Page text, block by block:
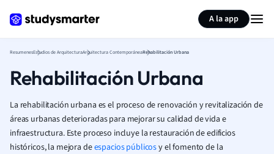
A la app
ResumenesEstudios de ArquitecturaArquitectura ContemporáneaRehabilitación Urbana
Rehabilitación Urbana
La rehabilitación urbana es el proceso de renovación y revitalización de
áreas urbanas deterioradas para mejorar su calidad de vida e
infraestructura. Este proceso incluye la restauración de edificios
históricos, la mejora deespacios públicosy el fomento de la
Resumir página